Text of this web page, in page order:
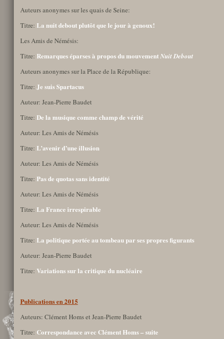
Auteurs anonymes sur les quais de Seine:
Titre: La nuit debout plutôt que le jour à genoux!
Les Amis de Némésis:
Titre: Remarques éparses à propos du mouvementNuit Debout
Auteurs anonymes sur la Place de la République:
Titre: Je suis Spartacus
Auteur: Jean-Pierre Baudet
Titre: De la musique comme champ de vérité
Auteur: Les Amis de Némésis
Titre: L’avenir d’une illusion
Auteur: Les Amis de Némésis
Titre: Pas de quotas sans identité
Auteur: Les Amis de Némésis
Titre: La France irrespirable
Auteur: Les Amis de Némésis
Titre: La politique portée au tombeau par ses propres figurants
Auteur: Jean-Pierre Baudet
Titre: Variations sur la critique du nucléaire
Publications en 2015
Auteurs: Clément Homs et Jean-Pierre Baudet
Titre: Correspondance avec Clément Homs – suite